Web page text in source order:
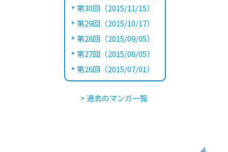
第30回（2015/11/15）
第29回（2015/10/17）
第28回（2015/09/05）
第27回（2015/08/05）
第26回（2015/07/01）
> 過去のマンガ一覧